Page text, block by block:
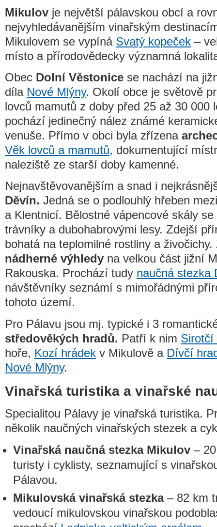
Mikulov je největší pálavskou obcí a
nejvyhledávanějším vinařským
Mikulovem se vypíná Svatý kopeček –
místo a přírodovědecky významná
Obec Dolní Věstonice se nachází na
díla Nové Mlýny. Okolí obce je světově
lovců mamutů z doby před 25 až 30 000
pochází jedinečný nález známé
venuše. Přímo v obci byla zřízena
Věk lovců a mamutů, dokumentující
naleziště ze starší doby kamenné.
Nejnavštěvovanějším a snad i
Děvín. Jedná se o podlouhlý hřeben
a Klentnicí. Bělostné vápencové skály
trávníky a dubohabrovými lesy. Zdejší
bohatá na teplomilné rostliny a
nádherné výhledy na velkou část jižní
Rakouska. Prochází tudy naučná stezka
návštěvníky seznámí s mimořádnými
tohoto území.
Pro Pálavu jsou mj. typické i 3
středověkých hradů. Patří k nim Sirotčí
hoře, Kozí hrádek v Mikulově a Dívčí
Nové Mlýny.
Vinařská turistika a vinařské
Specialitou Pálavy je vinařská turistika.
několik naučných vinařských stezek a
Vinařská naučná stezka Mikulov –
turisty i cyklisty, seznamující s
Pálavou.
Mikulovská vinařská stezka– 82 km
vedoucí mikulovskou vinařskou